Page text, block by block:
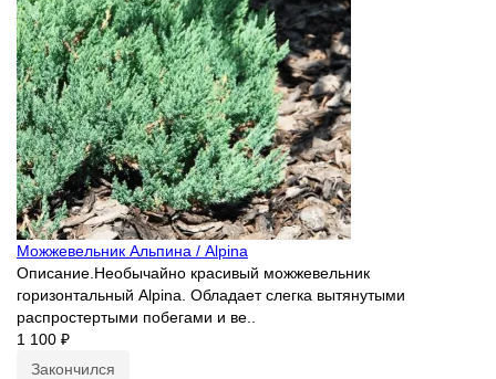
Можжевельник Альпина / Alpina
Описание.Необычайно красивый можжевельник
горизонтальный Alpina. Обладает слегка вытянутыми
распростертыми побегами и ве..
1 100 ₽
Закончился